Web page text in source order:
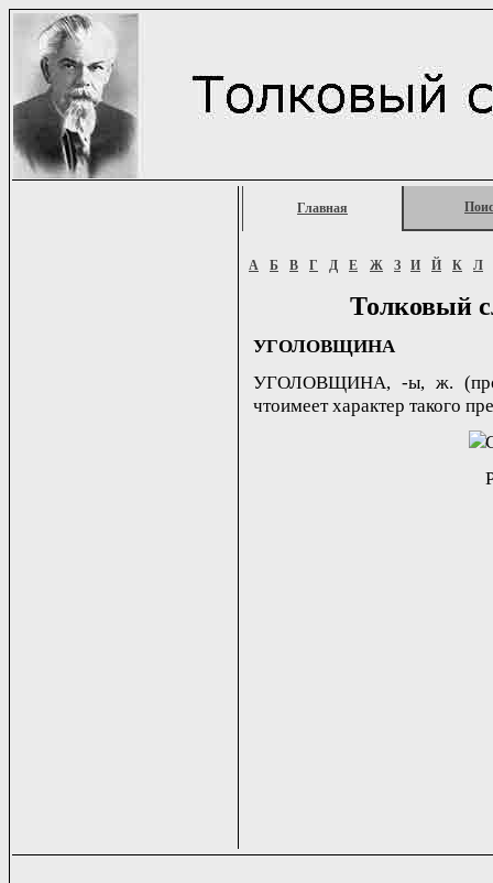
Главная
А Б В Г Д Е Ж З И Й К Л
Толковый
УГОЛОВЩИНА
УГОЛОВЩИНА, -ы, ж.
чтоимеет характер такого